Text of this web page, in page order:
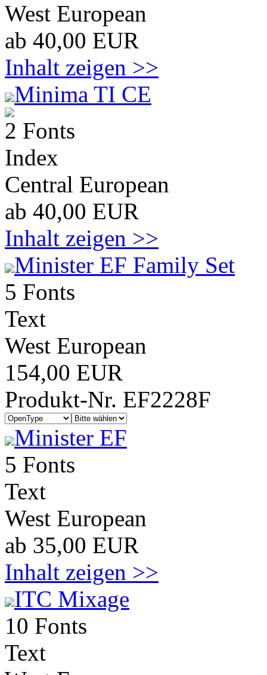
West European
ab 40,00 EUR
Inhalt zeigen >>
Minima TI CE
2 Fonts
Index
Central European
ab 40,00 EUR
Inhalt zeigen >>
Minister EF Family Set
5 Fonts
Text
West European
154,00 EUR
Produkt-Nr. EF2228F
Minister EF
5 Fonts
Text
West European
ab 35,00 EUR
Inhalt zeigen >>
ITC Mixage
10 Fonts
Text